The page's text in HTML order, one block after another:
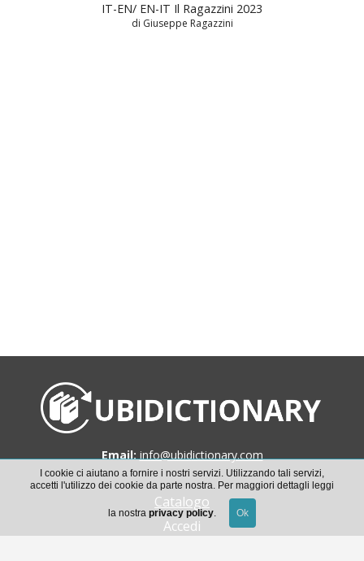
IT-EN/ EN-IT Il Ragazzini 2023
di Giuseppe Ragazzini
Email: info@ubidictionary.com
Catalogo
Accedi
I cookie ci aiutano a fornire i nostri servizi. Utilizzando tali servizi,
accetti l'utilizzo dei cookie da parte nostra. Per maggiori dettagli leggi
la nostra privacy policy.